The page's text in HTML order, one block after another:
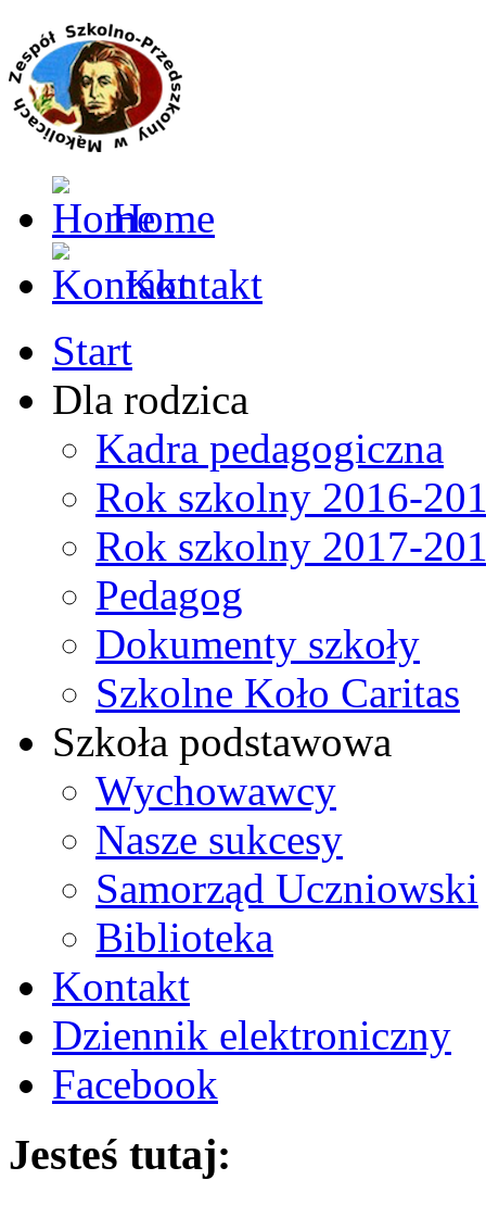
Home
Kontakt
Start
Dla rodzica
Kadra pedagogiczna
Rok szkolny 2016-
Rok szkolny 2017-
Pedagog
Dokumenty szkoły
Szkolne Koło Caritas
Szkoła podstawowa
Wychowawcy
Nasze sukcesy
Samorząd Uczniowski
Biblioteka
Kontakt
Dziennik elektroniczny
Facebook
Jesteś tutaj: